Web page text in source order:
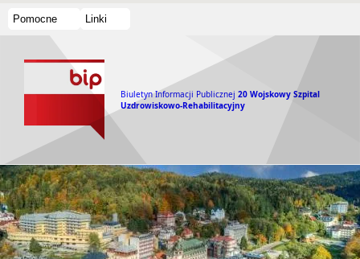
Pomocne Linki
Biuletyn Informacji Publicznej 20 Wojskowy Szpital
Uzdrowiskowo-Rehabilitacyjny